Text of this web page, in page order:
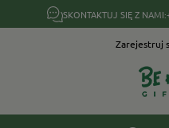
SKONTAKTUJ SIĘ Z NAMI:
Zarejestruj